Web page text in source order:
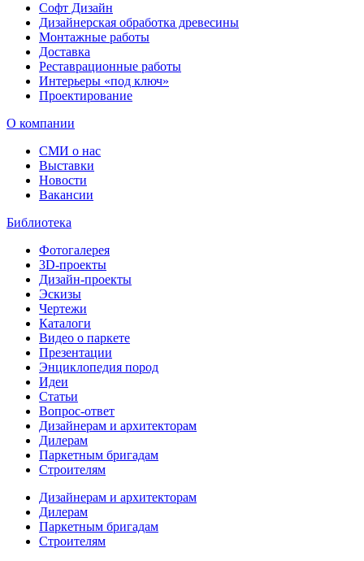
Софт Дизайн
Дизайнерская обработка древесины
Монтажные работы
Доставка
Реставрационные работы
Интерьеры «под ключ»
Проектирование
О компании
СМИ о нас
Выставки
Новости
Вакансии
Библиотека
Фотогалерея
3D-проекты
Дизайн-проекты
Эскизы
Чертежи
Каталоги
Видео о паркете
Презентации
Энциклопедия пород
Идеи
Статьи
Вопрос-ответ
Дизайнерам и архитекторам
Дилерам
Паркетным бригадам
Строителям
Дизайнерам и архитекторам
Дилерам
Паркетным бригадам
Строителям